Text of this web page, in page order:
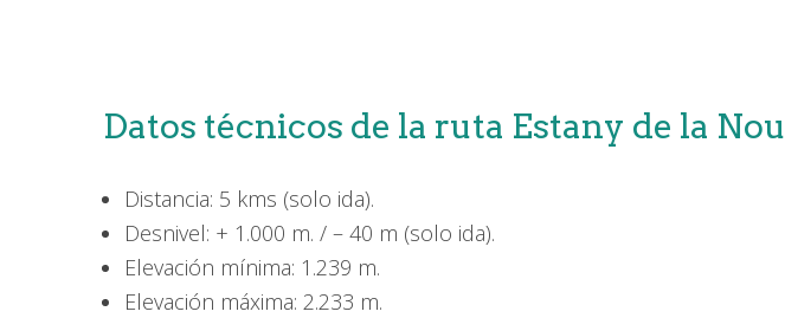
Datos técnicos de la ruta Estany de la Nou
Distancia: 5 kms (solo ida).
Desnivel: + 1.000 m. / – 40 m (solo ida).
Elevación mínima: 1.239 m.
Elevación máxima: 2.233 m.